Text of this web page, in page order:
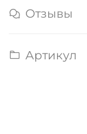
Отзывы
Артикул